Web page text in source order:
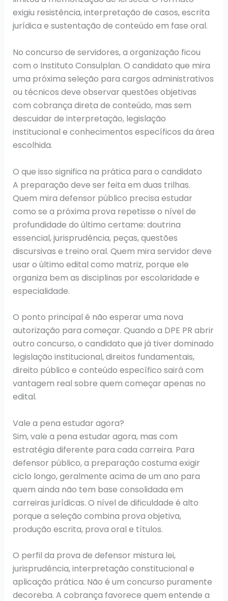
exigiu resistência, interpretação de casos, escrita
jurídica e sustentação de conteúdo em fase oral.
No concurso de servidores, a organização ficou
com o Instituto Consulplan. O candidato que mira
uma próxima seleção para cargos administrativos
ou técnicos deve observar questões objetivas
com cobrança direta de conteúdo, mas sem
descuidar de interpretação, legislação
institucional e conhecimentos específicos da área
escolhida.
O que isso significa na prática para o candidato
A preparação deve ser feita em duas trilhas.
Quem mira defensor público precisa estudar
como se a próxima prova repetisse o nível de
profundidade do último certame: doutrina
essencial, jurisprudência, peças, questões
discursivas e treino oral. Quem mira servidor deve
usar o último edital como matriz, porque ele
organiza bem as disciplinas por escolaridade e
especialidade.
O ponto principal é não esperar uma nova
autorização para começar. Quando a DPE PR abrir
outro concurso, o candidato que já tiver dominado
legislação institucional, direitos fundamentais,
direito público e conteúdo específico sairá com
vantagem real sobre quem começar apenas no
edital.
Vale a pena estudar agora?
Sim, vale a pena estudar agora, mas com
estratégia diferente para cada carreira. Para
defensor público, a preparação costuma exigir
ciclo longo, geralmente acima de um ano para
quem ainda não tem base consolidada em
carreiras jurídicas. O nível de dificuldade é alto
porque a seleção combina prova objetiva,
produção escrita, prova oral e títulos.
O perfil da prova de defensor mistura lei,
jurisprudência, interpretação constitucional e
aplicação prática. Não é um concurso puramente
decoreba. A cobrança favorece quem entende a